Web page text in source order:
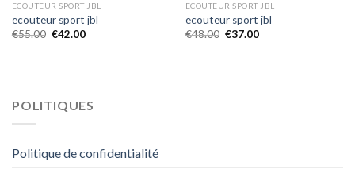
ECOUTEUR SPORT JBL
ecouteur sport jbl
€55.00 €42.00
ECOUTEUR SPORT JBL
ecouteur sport jbl
€48.00 €37.00
POLITIQUES
Politique de confidentialité